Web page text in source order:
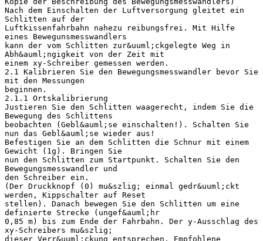
Nach dem Einschalten der Luftversorgung gleitet ein
Schlitten auf der
Luftkissenfahrbahn nahezu reibungsfrei. Mit Hilfe
eines Bewegunsmesswandlers
kann der vom Schlitten zur&uuml;ckgelegte Weg in
Abh&auml;ngigkeit von der Zeit mit
einem xy-Schreiber gemessen werden.
2.1 Kalibrieren Sie den Bewegungsmesswandler bevor Sie
mit den Messungen
beginnen.
2.1.1 Ortskalibrierung
Justieren Sie den Schlitten waagerecht, indem Sie die
Bewegung des Schlittens
beobachten (Gebl&auml;se einschalten!). Schalten Sie
nun das Gebl&auml;se wieder aus!
Befestigen Sie an dem Schlitten die Schnur mit einem
Gewicht (1g). Bringen Sie
nun den Schlitten zum Startpunkt. Schalten Sie den
Bewegungsmesswandler und
den Schreiber ein.
(Der Druckknopf (0) mu&szlig; einmal gedr&uuml;ckt
werden, Kippschalter auf Reset
stellen). Danach bewegen Sie den Schlitten um eine
definierte Strecke (ungef&auml;hr
0,85 m) bis zum Ende der Fahrbahn. Der y-Ausschlag des
xy-Schreibers mu&szlig;
dieser Verr&uuml;ckung entsprechen. Empfohlene